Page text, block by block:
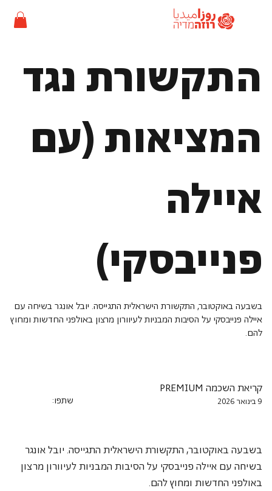
התקשורת נגד
המציאות (עם
איילה
פנייבסקי)
בשבעה באוקטובר, התקשורת הישראלית התגייסה. יובל אונגר בשיחה עם
איילה פנייבסקי על הסיבות המבניות לעיוורון מרצון באולפני החדשות ומחוץ
להם.
שתפו:
קריאת השכמה PREMIUM
9 בינואר 2026
בשבעה באוקטובר, התקשורת הישראלית התגייסה. יובל אונגר
בשיחה עם איילה פנייבסקי על הסיבות המבניות לעיוורון מרצון
באולפני החדשות ומחוץ להם.